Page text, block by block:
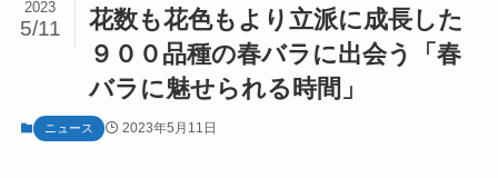
花数も花色もより立派に成長した
９００品種の春バラに出会う「春
バラに魅せられる時間」
2023
5/11
ニュース 2023年5月11日